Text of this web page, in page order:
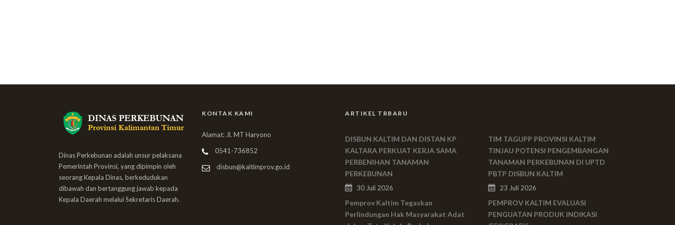
Dinas Perkebunan adalah unsur pelaksana
Pemerintah Provinsi, yang dipimpin oleh
seorang Kepala Dinas, berkedudukan
dibawah dan bertanggung jawab kepada
Kepala Daerah melalui Sekretaris Daerah.
KONTAK KAMI
Alamat: Jl. MT Haryono
0541-736852
disbun@kaltimprov.go.id
ARTIKEL TRBARU
DISBUN KALTIM DAN DISTAN KP
KALTARA PERKUAT KERJA SAMA
PERBENIHAN TANAMAN
PERKEBUNAN
30 Juli 2026
Pemprov Kaltim Tegaskan
Perlindungan Hak Masyarakat Adat
TIM TAGUPP PROVINSI KALTIM
TINJAU POTENSI PENGEMBANGAN
TANAMAN PERKEBUNAN DI UPTD
PBTP DISBUN KALTIM
23 Juli 2026
PEMPROV KALTIM EVALUASI
PENGUATAN PRODUK INDIKASI